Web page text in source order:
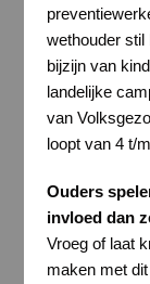
wethouder stil
bijzijn van
landelijke
van
loopt van 4 t/
Ouders
invloed dan
Vroeg of laat
maken met